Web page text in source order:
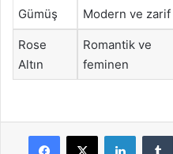
Gümüş Modern ve zarif
Rose
Altın
Romantik ve
feminen
Facebook
X LinkedIn